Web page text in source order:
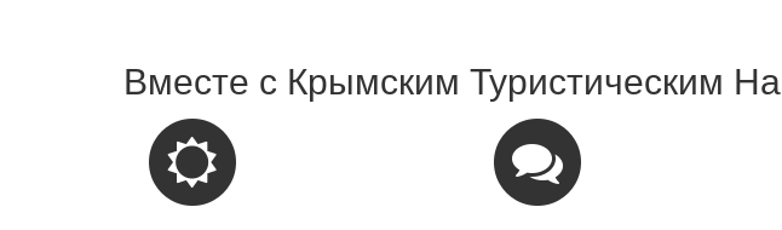
Вместе с Крымским Туристическим